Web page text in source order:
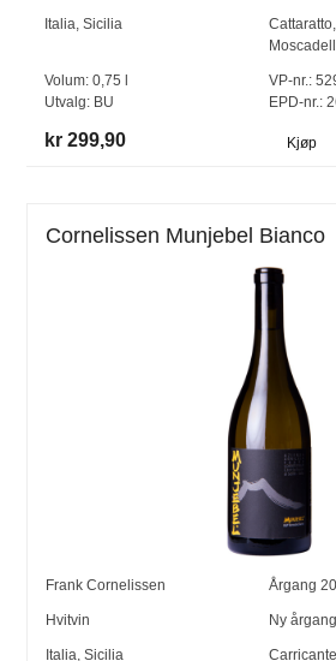
Italia ,Sicilia Cattaratto,
Volum:0,75 l
Utvalg: BU
VP-nr.:
EPD-nr.:
kr 299,90 Kjøp
Cornelissen Munjebel Bianco
Frank Cornelissen Årgang
Hvitvin Ny
Italia ,Sicilia Carricante